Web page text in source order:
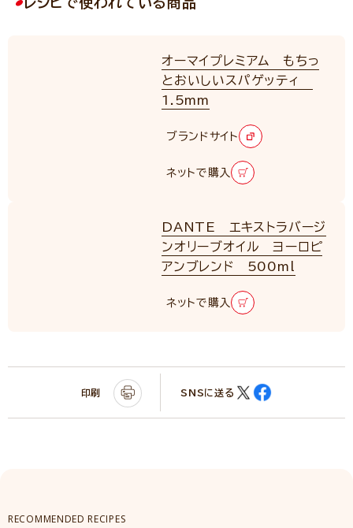
オーマイプレミアム もちっ
とおいしいスパゲッティ
1.5mm
ブランドサイト
ネットで購入
DANTE エキストラバージ
ンオリーブオイル ヨーロピ
アンブレンド 500ml
ネットで購入
印刷 SNSに送る
RECOMMENDED RECIPES